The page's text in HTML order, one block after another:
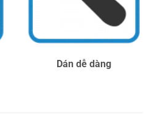
Dán dễ dàng